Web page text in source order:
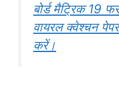
बोर्ड मैट्रिक 19
वायरल क्वेश्चन
करें।